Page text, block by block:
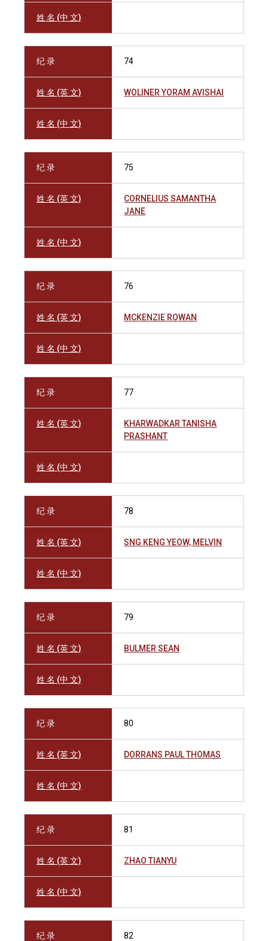
姓 名 (中 文)
纪 录 74
姓 名 (英 文) WOLINER YORAM AVISHAI
姓 名 (中 文)
纪 录 75
姓 名 (英 文)
CORNELIUS SAMANTHA
JANE
姓 名 (中 文)
纪 录 76
姓 名 (英 文) MCKENZIE ROWAN
姓 名 (中 文)
纪 录 77
姓 名 (英 文)
KHARWADKAR TANISHA
PRASHANT
姓 名 (中 文)
纪 录 78
姓 名 (英 文) SNG KENG YEOW, MELVIN
姓 名 (中 文)
纪 录 79
姓 名 (英 文) BULMER SEAN
姓 名 (中 文)
纪 录 80
姓 名 (英 文) DORRANS PAUL THOMAS
姓 名 (中 文)
纪 录 81
姓 名 (英 文) ZHAO TIANYU
姓 名 (中 文)
纪 录 82